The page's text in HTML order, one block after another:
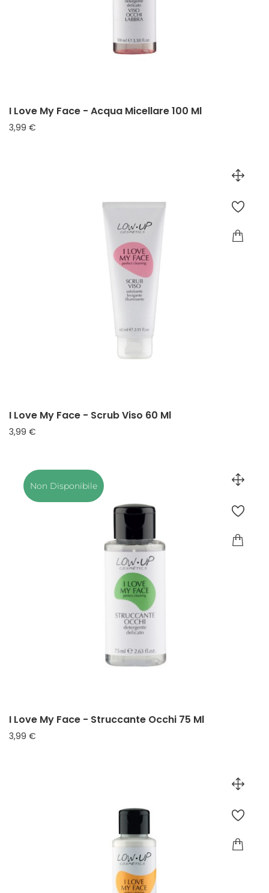
I Love My Face - Acqua Micellare 100 Ml
3,99 €
I Love My Face - Scrub Viso 60 Ml
3,99 €
Non Disponibile
I Love My Face - Struccante Occhi 75 Ml
3,99 €